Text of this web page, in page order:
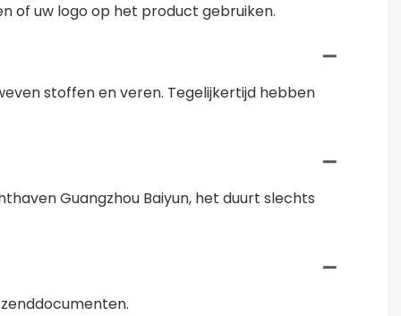
of uw logo op het product gebruiken.
stoffen en veren. Tegelijkertijd hebben
Guangzhou Baiyun, het duurt slechts